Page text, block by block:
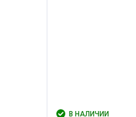
В НАЛИЧИИ